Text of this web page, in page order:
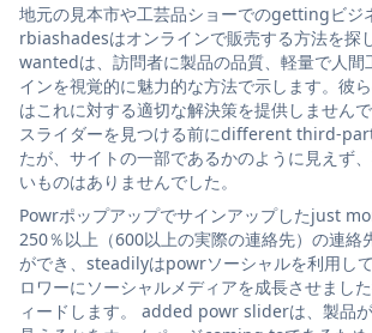
地元の見本市や工芸品ショーでのgettingビジ
rbiashadesはオンラインで販売する方法を探
wantedは、訪問者に製品の品質、軽量で人間
インを視覚的に魅力的な方法で示します。彼
はこれに対する適切な解決策を提供しません
スライダーを見つける前にdifferent third-
たが、サイトの一部であるかのように見えず
いものはありませんでした。
Powrポップアップでサインアップしたjust
250％以上（600以上の実際の連絡先）の連絡
ができ、steadilyはpowrソーシャルを利用し
ロワーにソーシャルメディアを成長させまし
ィードします。 added powr sliderは、製品